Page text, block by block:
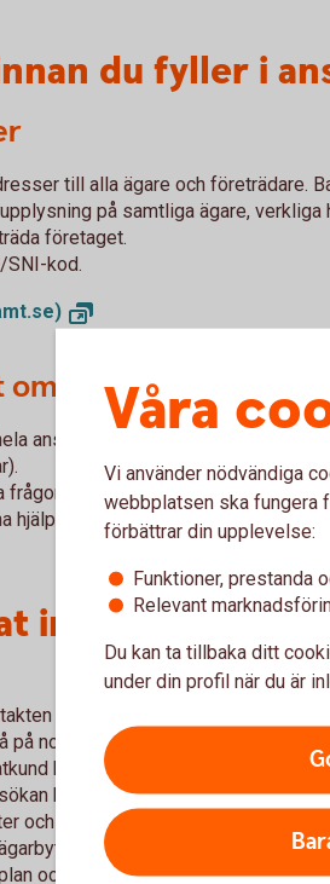
du fyller i
till alla ägare och företrädare.
på samtliga ägare, verkliga
företaget.
SNI-kod.
tid att fylla i
ansökan vid ett tillfälle utan kan
frågor så noga som möjligt. Vi
hjälpa er på bästa sätt.
in ansökan
via appen/internetbanken om du
på notiser för meddelanden så att du
kommer vi att höra av oss via
kommer vi att återkomma om vi
och dokument som till exempel
ändrar inriktning på
och budget.
Våra
Vi använder nödvändiga
webbplatsen ska fungera
förbättrar din upplevelse:
Funktioner, prestanda
Relevant
Du kan ta tillbaka ditt
under din profil när du är